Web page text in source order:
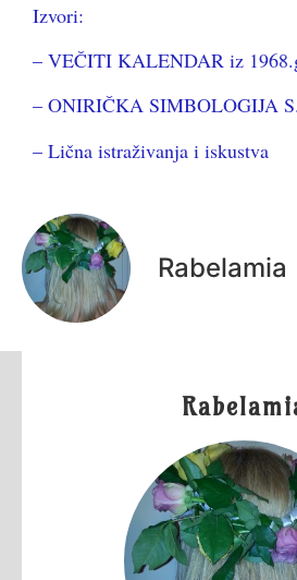
Izvori:
– VEČITI KALENDAR iz
– ONIRIČKA SIMBOLOGIJA
– Lična istraživanja i iskustva
Rabelamia